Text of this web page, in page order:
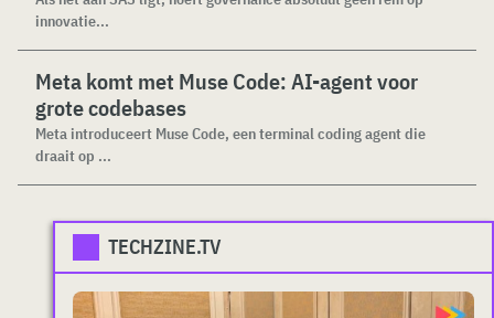
innovatie...
Meta komt met Muse Code: AI-agent voor
grote codebases
Meta introduceert Muse Code, een terminal coding agent die
draait op ...
TECHZINE.TV